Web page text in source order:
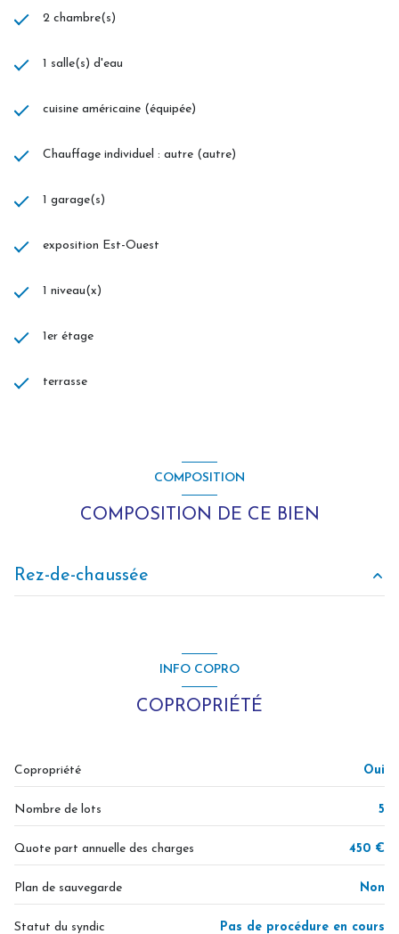
2 chambre(s)
1 salle(s) d'eau
cuisine américaine (équipée)
Chauffage individuel : autre (autre)
1 garage(s)
exposition Est-Ouest
1 niveau(x)
1er étage
terrasse
COMPOSITION
COMPOSITION DE CE BIEN
Rez-de-chaussée
INFO COPRO
COPROPRIÉTÉ
Copropriété Oui
Nombre de lots 5
Quote part annuelle des charges 450 €
Plan de sauvegarde Non
Statut du syndic Pas de procédure en cours